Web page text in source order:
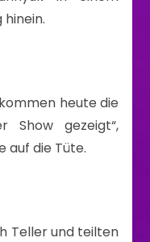
heute die
Show gezeigt“,
auf die Tüte.
Teller und teilten